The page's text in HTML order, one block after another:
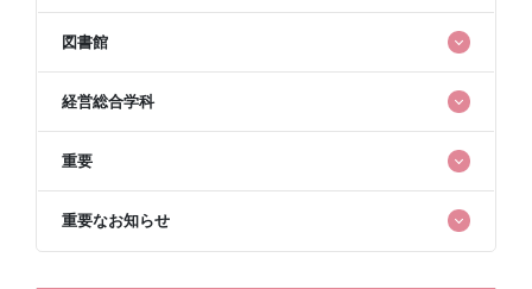
図書館
経営総合学科
重要
重要なお知らせ